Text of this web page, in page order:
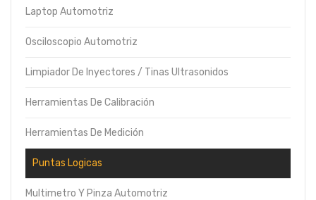
Laptop Automotriz
Osciloscopio Automotriz
Limpiador De Inyectores / Tinas Ultrasonidos
Herramientas De Calibración
Herramientas De Medición
Puntas Logicas
Multimetro Y Pinza Automotriz